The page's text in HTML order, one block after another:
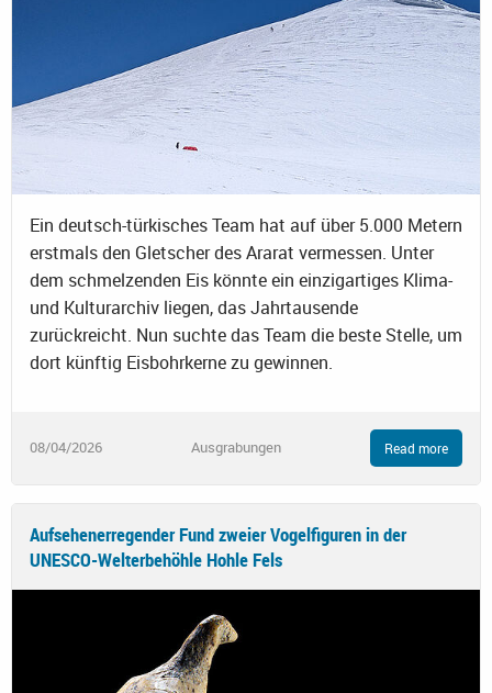
Ein deutsch-türkisches Team hat auf über 5.000 Metern
erstmals den Gletscher des Ararat vermessen. Unter
dem schmelzenden Eis könnte ein einzigartiges Klima-
und Kulturarchiv liegen, das Jahrtausende
zurückreicht. Nun suchte das Team die beste Stelle, um
dort künftig Eisbohrkerne zu gewinnen.
08/04/2026 Ausgrabungen Read more
Aufsehenerregender Fund zweier Vogelfiguren in der
UNESCO-Welterbehöhle Hohle Fels